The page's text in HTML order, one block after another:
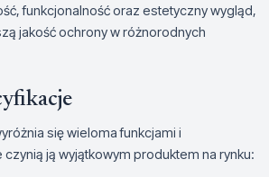
funkcjonalność oraz estetyczny wygląd,
jakość ochrony w różnorodnych
się wieloma funkcjami i
ją wyjątkowym produktem na rynku: